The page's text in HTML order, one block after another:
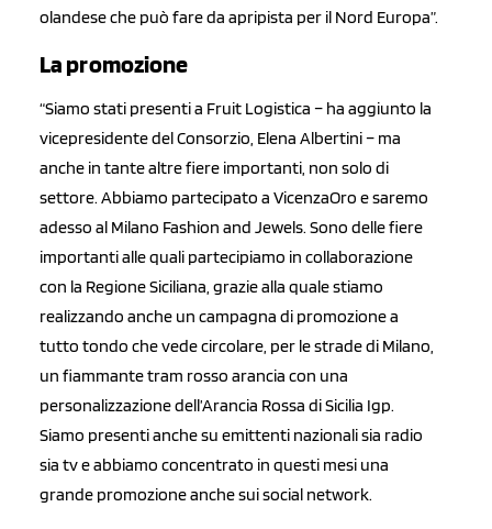
olandese che può fare da apripista per il Nord Europa”.
La promozione
“Siamo stati presenti a Fruit Logistica – ha aggiunto la
vicepresidente del Consorzio, Elena Albertini – ma
anche in tante altre fiere importanti, non solo di
settore. Abbiamo partecipato a VicenzaOro e saremo
adesso al Milano Fashion and Jewels. Sono delle fiere
importanti alle quali partecipiamo in collaborazione
con la Regione Siciliana, grazie alla quale stiamo
realizzando anche un campagna di promozione a
tutto tondo che vede circolare, per le strade di Milano,
un fiammante tram rosso arancia con una
personalizzazione dell’Arancia Rossa di Sicilia Igp.
Siamo presenti anche su emittenti nazionali sia radio
sia tv e abbiamo concentrato in questi mesi una
grande promozione anche sui social network.